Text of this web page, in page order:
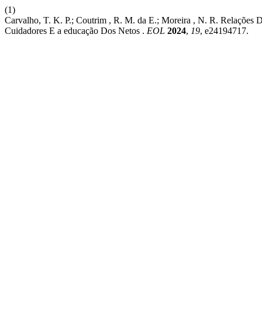
(1)
Carvalho, T. K. P.; Coutrim , R. M. da E.; Moreira , N. R. Relações
Cuidadores E a educação Dos Netos . EOL 2024, 19, e24194717.